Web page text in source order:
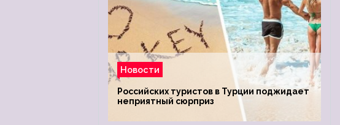
Новости
Российских туристов в Турции поджидает
неприятный сюрприз